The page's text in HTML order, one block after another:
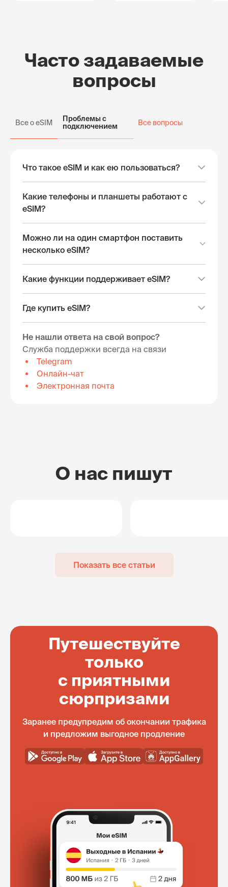
Часто задаваемые
вопросы
Все о eSIM
Проблемы с
подключением
Все вопросы
Что такое eSIM и как ею пользоваться?
Какие телефоны и планшеты работают с
eSIM?
Можно ли на один смартфон поставить
несколько eSIM?
Какие функции поддерживает eSIM?
Где купить eSIM?
Не нашли ответа на свой вопрос?
Служба поддержки всегда на связи
Telegram
Онлайн-чат
Электронная почта
О нас пишут
Показать все статьи
Путешествуйте
только
с приятными
сюрпризами
Заранее предупредим об окончании трафика
и предложим выгодное продление